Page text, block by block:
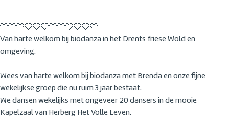
🩵🩵🩵🩵🩵🩵🩵🩵🩵🩵🩵🩵
Van harte welkom bij biodanza in het Drents friese Wold en
omgeving.
Wees van harte welkom bij biodanza met Brenda en onze fijne
wekelijkse groep die nu ruim 3 jaar bestaat.
We dansen wekelijks met ongeveer 20 dansers in de mooie
Kapelzaal van Herberg Het Volle Leven.